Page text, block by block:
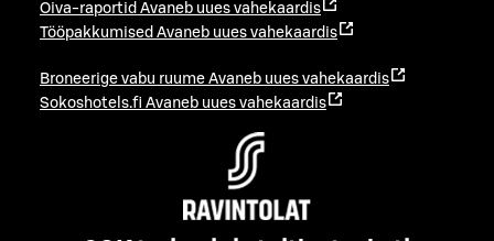
Oiva-raportid Avaneb uues vahekaardis
Tööpakkumised Avaneb uues vahekaardis
Broneerige vabu ruume Avaneb uues vahekaardis
Sokoshotels.fi Avaneb uues vahekaardis